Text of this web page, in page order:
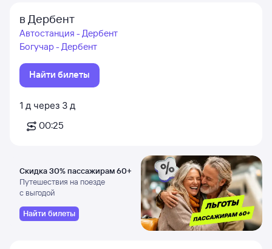
в Дербент
Автостанция - Дербент
Богучар - Дербент
Найти билеты
1 д через 3 д
00:25
Скидка 30% пассажирам 60+
Путешествия на поезде
с выгодой
Найти билеты